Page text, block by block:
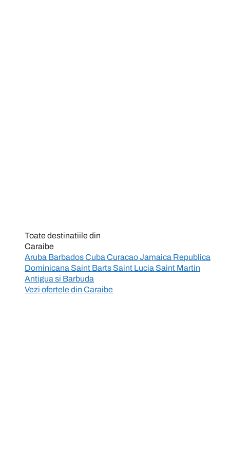
Toate destinatiile din
Caraibe
Aruba BarbadosCuba CuracaoJamaica Republica
Dominicana Saint Barts Saint Lucia Saint Martin
Antigua si Barbuda
Vezi ofertele din Caraibe